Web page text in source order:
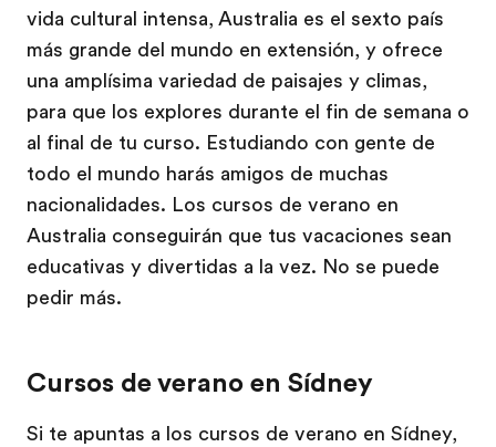
vida cultural intensa, Australia es el sexto país
más grande del mundo en extensión, y ofrece
una amplísima variedad de paisajes y climas,
para que los explores durante el fin de semana o
al final de tu curso. Estudiando con gente de
todo el mundo harás amigos de muchas
nacionalidades. Los cursos de verano en
Australia conseguirán que tus vacaciones sean
educativas y divertidas a la vez. No se puede
pedir más.
Cursos de verano en Sídney
Si te apuntas a los cursos de verano en Sídney,